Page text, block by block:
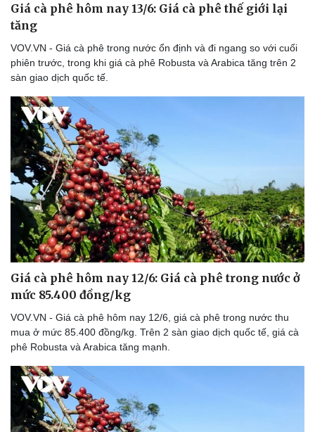
Giá cà phê hôm nay 13/6: Giá cà phê thế giới lại
tăng
VOV.VN - Giá cà phê trong nước ổn định và đi ngang so với cuối
phiên trước, trong khi giá cà phê Robusta và Arabica tăng trên 2
sàn giao dịch quốc tế.
Giá cà phê hôm nay 12/6: Giá cà phê trong nước ở
mức 85.400 đồng/kg
VOV.VN - Giá cà phê hôm nay 12/6, giá cà phê trong nước thu
mua ở mức 85.400 đồng/kg. Trên 2 sàn giao dịch quốc tế, giá cà
phê Robusta và Arabica tăng mạnh.